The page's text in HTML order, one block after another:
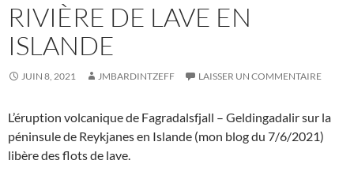
RIVIÈRE DE LAVE EN
ISLANDE
JUIN 8, 2021 JMBARDINTZEFF LAISSER UN COMMENTAIRE
L’éruption volcanique de Fagradalsfjall – Geldingadalir sur la
péninsule de Reykjanes en Islande (mon blog du 7/6/2021)
libère des flots de lave.